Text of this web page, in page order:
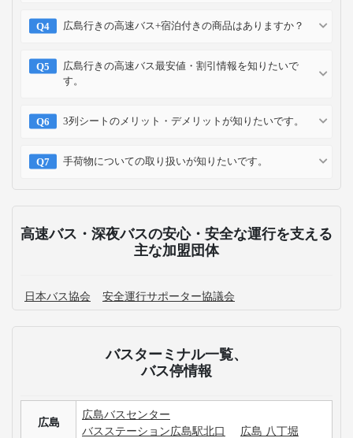
広島行きの高速バス+宿泊付きの商品はありますか？
広島行きの高速バス最安値・割引情報を知りたいで
す。
3列シートのメリット・デメリットが知りたいです。
手荷物についての取り扱いが知りたいです。
高速バス・深夜バスの安心・安全な運行を支える
主な加盟団体
日本バス協会 安全運行サポーター協議会
バスターミナル一覧、
バス停情報
広島
広島バスセンター
バスステーション広島駅北口
広島 八丁堀